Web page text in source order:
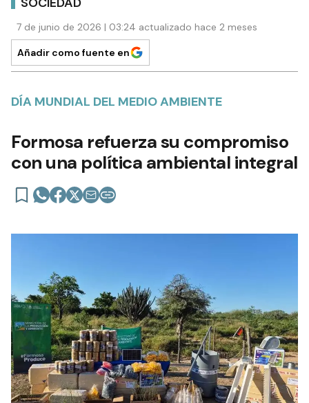
7 de junio de 2026 | 03:24 actualizado hace 2 meses
Añadir como fuente en
DÍA MUNDIAL DEL MEDIO AMBIENTE
Formosa refuerza su compromiso
con una política ambiental integral